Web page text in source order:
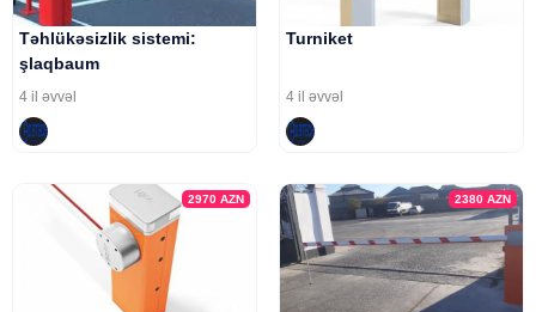
Təhlükəsizlik sistemi:
şlaqbaum
4 il əvvəl
Turniket
4 il əvvəl
2970AZN 2380 AZN